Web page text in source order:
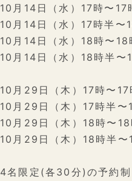
10月14日（水）17時〜
10月14日（水）17時半
10月14日（水）18時〜
10月14日（水）18時半
10月29日（木）17時〜
10月29日（木）17時半
10月29日（木）18時〜
10月29日（木）18時半
4名限定(各30分)の予約制